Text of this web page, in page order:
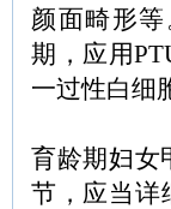
颜面畸形
期，应用
一过性白细
育龄期妇女
节，应当详